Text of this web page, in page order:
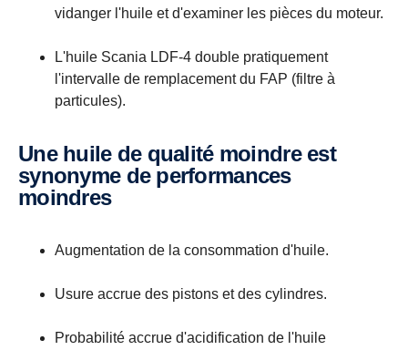
vidanger l'huile et d'examiner les pièces du moteur.
L'huile Scania LDF-4 double pratiquement
l'intervalle de remplacement du FAP (filtre à
particules).
Une huile de qualité moindre est
synonyme de performances
moindres
Augmentation de la consommation d'huile.
Usure accrue des pistons et des cylindres.
Probabilité accrue d'acidification de l'huile